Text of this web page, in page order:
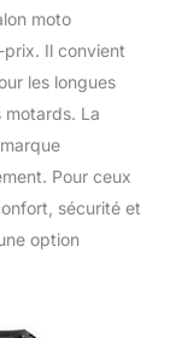
moto
Il convient
les longues
motards. La
Pour ceux
sécurité et
option